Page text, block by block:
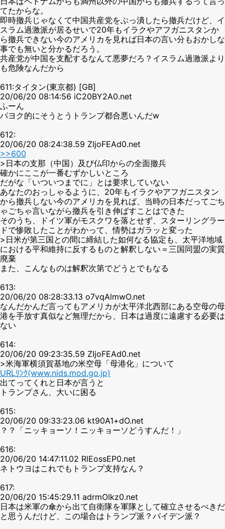
てたからな。
即時撤兵じゃなくて中国共産党をぶっ潰したら撤兵だけど、イ
スラム過激派が居るせいで20年もイラクやアフガニスタンか
ら撤兵できない今のアメリカを見れば日本の言い分もおかしな
事でも無いと分かるだろう。
共産党が中国を支配するなんて悪夢だろ？イスラム過激派より
も危険なんだから
611:タイタン(東京都) [GB]
20/06/20 08:14:56 iC20BY2A0.net
ふーん
パヨク的にそうとうトランプ都合悪いんだw
612:
20/06/20 08:24:38.59 ZIjoFEAd0.net
>>600
>日本の支那（中国）及び仏印からの全面撤兵
確かにここが一番むずかしいところ
だがな「いついつまでに」とは要求していない
あなたのおっしゃるように、20年もイラクやアフガニスタン
から撤兵しない今のアメリカを見れば、当時の日本だってごち
ゃごちゃ言いながら撤兵を引き伸ばすことはできた
そのうち、ドイツ軍がモスクワを落とせず、スターリングラー
ドで惨敗したことがわかって、情勢はガラッと変った
>日米が第三国との間に締結した如何なる協定も、太平洋地域
における平和維持に反するものと解釈しない＝三国同盟の実質
廃棄
また、こんなものは解釈次第でどうとでもなる
613:
20/06/20 08:28:33.13 o7vqAlmwO.net
なんだかんだ言ってもアメリカが太平洋北西部にある空母の母
港を手放す真似など無理だから、日本は過度に遠慮する必要は
ない
614:
20/06/20 09:23:35.59 ZIjoFEAd0.net
>米海軍横須賀基地の米空母「母港化」について
URLﾘﾝｸ(www.nids.mod.go.jp)
出てってくれと日本が言うと
トランプさん、大いに困る
615:
20/06/20 09:33:23.06 kt90A1+dO.net
？？「ニッキョーソ！ニッキョーソどうすんだ！」
616:
20/06/20 14:47:11.02 RlEossEP0.net
ネトウヨはこれでもトランプ支持なん？
617:
20/06/20 15:45:29.11 adrmOIkz0.net
日本は米軍の傘から出て自衛隊を軍隊として確立させるべきだ
と思うんだけど、この場合はトランプ派？バイデン派？